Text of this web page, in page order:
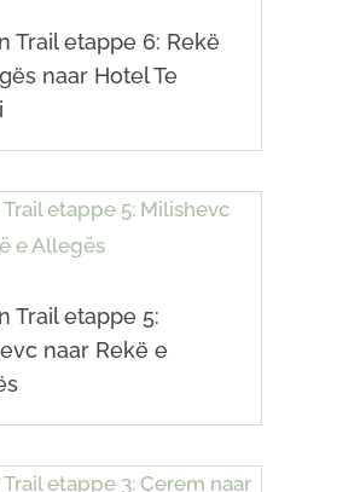
Trail etappe 6: Rekë
naar Hotel Te
Trail etappe 5:
naar Rekë e